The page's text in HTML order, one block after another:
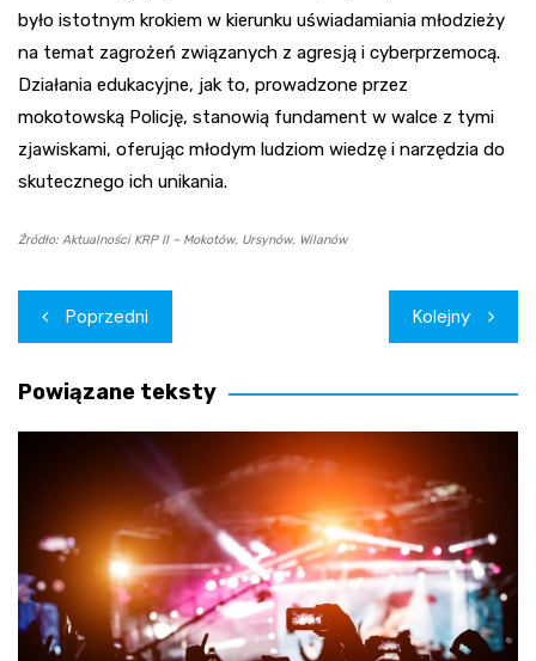
było istotnym krokiem w kierunku uświadamiania młodzieży
na temat zagrożeń związanych z agresją i cyberprzemocą.
Działania edukacyjne, jak to, prowadzone przez
mokotowską Policję, stanowią fundament w walce z tymi
zjawiskami, oferując młodym ludziom wiedzę i narzędzia do
skutecznego ich unikania.
Źródło: Aktualności KRP II – Mokotów, Ursynów, Wilanów
Nawigacja
wpisu
Poprzedni Kolejny
Powiązane teksty